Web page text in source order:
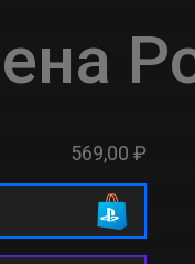
569,00 ₽